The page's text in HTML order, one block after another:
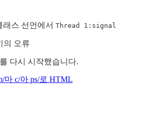
래스 선언에서 Thread 1:signal
의 오류
다시 시작했습니다.
마 c/아 ps/로 HTML